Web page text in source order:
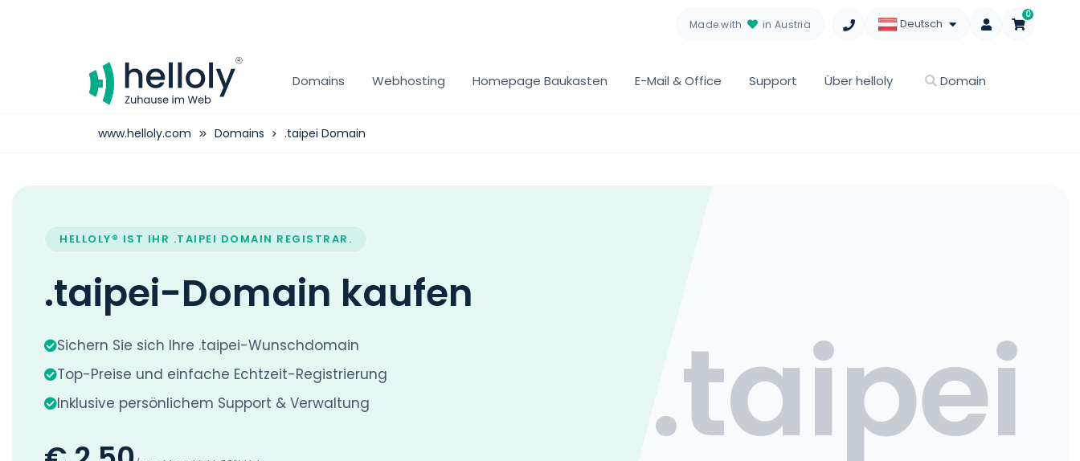
Made with in Austria Deutsch
0
Domains Webhosting Homepage Baukasten E-Mail & Office Support Über helloly Domain
www.helloly.com Domains .taipei Domain
HELLOLY® IST IHR .TAIPEI DOMAIN REGISTRAR.
.taipei-Domain kaufen
Sichern Sie sich Ihre .taipei-Wunschdomain
Top-Preise und einfache Echtzeit-Registrierung
Inklusive persönlichem Support & Verwaltung
.taipei